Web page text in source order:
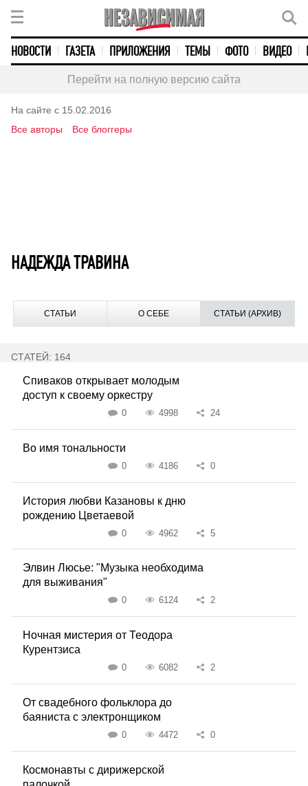
НОВОСТИ ГАЗЕТА ПРИЛОЖЕНИЯ ТЕМЫ ФОТО ВИДЕО
Перейти на полную версию сайта
На сайте с 15.02.2016
Все авторы
Все блоггеры
НАДЕЖДА ТРАВИНА
СТАТЬИ О СЕБЕ СТАТЬИ (АРХИВ)
СТАТЕЙ: 164
Спиваков открывает молодым
доступ к своему оркестру
0 4998 24
Во имя тональности
0 4186 0
История любви Казановы к дню
рождению Цветаевой
0 4962 5
Элвин Люсье: "Музыка необходима
для выживания"
0 6124 2
Ночная мистерия от Теодора
Курентзиса
0 6082 2
От свадебного фольклора до
баяниста с электронщиком
0 4472 0
Космонавты с дирижерской